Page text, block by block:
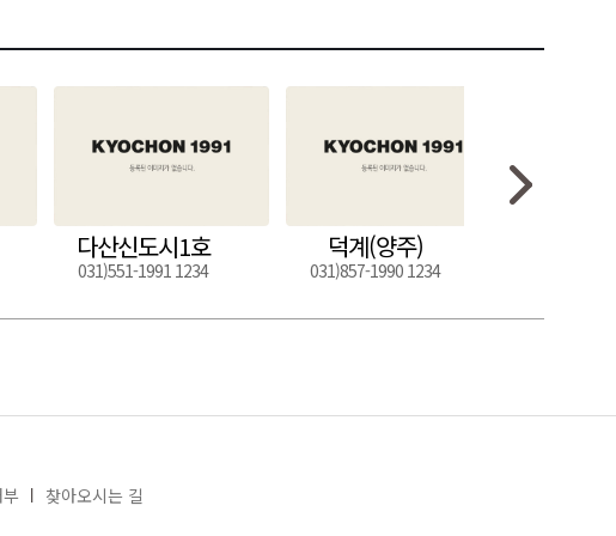
다산신도시1호
031)551-1991 1234
덕계(양주)
031)857-1990 1234
찾아오시는 길